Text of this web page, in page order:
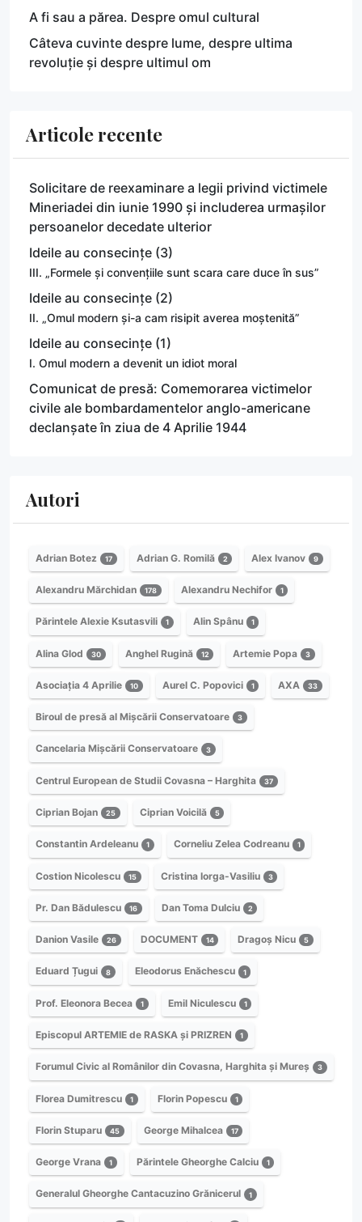
A fi sau a părea. Despre omul cultural
Câteva cuvinte despre lume, despre ultima
revoluție și despre ultimul om
Articole recente
Solicitare de reexaminare a legii privind victimele
Mineriadei din iunie 1990 și includerea urmașilor
persoanelor decedate ulterior
Ideile au consecințe (3)
III. „Formele și convențiile sunt scara care duce în sus”
Ideile au consecințe (2)
II. „Omul modern și-a cam risipit averea moștenită”
Ideile au consecințe (1)
I. Omul modern a devenit un idiot moral
Comunicat de presă: Comemorarea victimelor
civile ale bombardamentelor anglo-americane
declanșate în ziua de 4 Aprilie 1944
Autori
Adrian Botez 17 Adrian G. Romilă 2 Alex Ivanov 9
Alexandru Mărchidan 178 Alexandru Nechifor 1
Părintele Alexie Ksutasvili 1 Alin Spânu 1
Alina Glod 30 Anghel Rugină 12 Artemie Popa 3
Asociația 4 Aprilie 10 Aurel C. Popovici 1 AXA 33
Biroul de presă al Mișcării Conservatoare 3
Cancelaria Mișcării Conservatoare 3
Centrul European de Studii Covasna – Harghita 37
Ciprian Bojan 25 Ciprian Voicilă 5
Constantin Ardeleanu 1 Corneliu Zelea Codreanu 1
Costion Nicolescu 15 Cristina Iorga-Vasiliu 3
Pr. Dan Bădulescu 16 Dan Toma Dulciu 2
Danion Vasile 26 DOCUMENT 14 Dragoș Nicu 5
Eduard Țugui 8 Eleodorus Enăchescu 1
Prof. Eleonora Becea 1 Emil Niculescu 1
Episcopul ARTEMIE de RASKA și PRIZREN 1
Forumul Civic al Românilor din Covasna, Harghita și Mureș 3
Florea Dumitrescu 1 Florin Popescu 1
Florin Stuparu 45 George Mihalcea 17
George Vrana 1 Părintele Gheorghe Calciu 1
Generalul Gheorghe Cantacuzino Grănicerul 1